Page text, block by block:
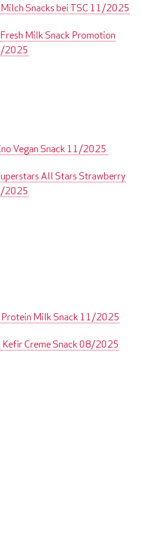
Milch Snacks bei TSC 11/2025
Milk Snack Promotion
2025
Vegan Snack 11/2025
All Stars Strawberry
2025
Protein Milk Snack 11/2025
Kefir Creme Snack 08/2025